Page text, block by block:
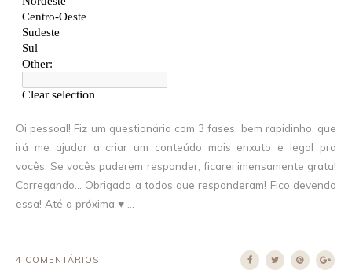
Oi pessoal! Fiz um questionário com 3 fases, bem rapidinho, que
irá me ajudar a criar um conteúdo mais enxuto e legal pra
vocês. Se vocês puderem responder, ficarei imensamente grata!
Carregando… Obrigada a todos que responderam! Fico devendo
essa! Até a próxima ♥ ...
4 COMENTÁRIOS